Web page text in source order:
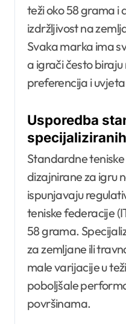
teži oko 58 grama i
izdržljivost na
Svaka marka ima
a igrači često
preferencija i
Usporedba
Standardne
dizajnirane za igru
ispunjavaju
teniske federacije
58 grama.
za zemljane ili
male varijacije u
poboljšale
površinama.